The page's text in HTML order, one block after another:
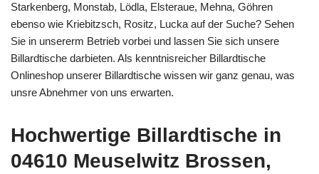
Starkenberg, Monstab, Lödla, Elsteraue, Mehna, Göhren
ebenso wie Kriebitzsch, Rositz, Lucka auf der Suche? Sehen
Sie in unsererm Betrieb vorbei und lassen Sie sich unsere
Billardtische darbieten. Als kenntnisreicher Billardtische
Onlineshop unserer Billardtische wissen wir ganz genau, was
unsre Abnehmer von uns erwarten.
Hochwertige Billardtische in
04610 Meuselwitz Brossen,